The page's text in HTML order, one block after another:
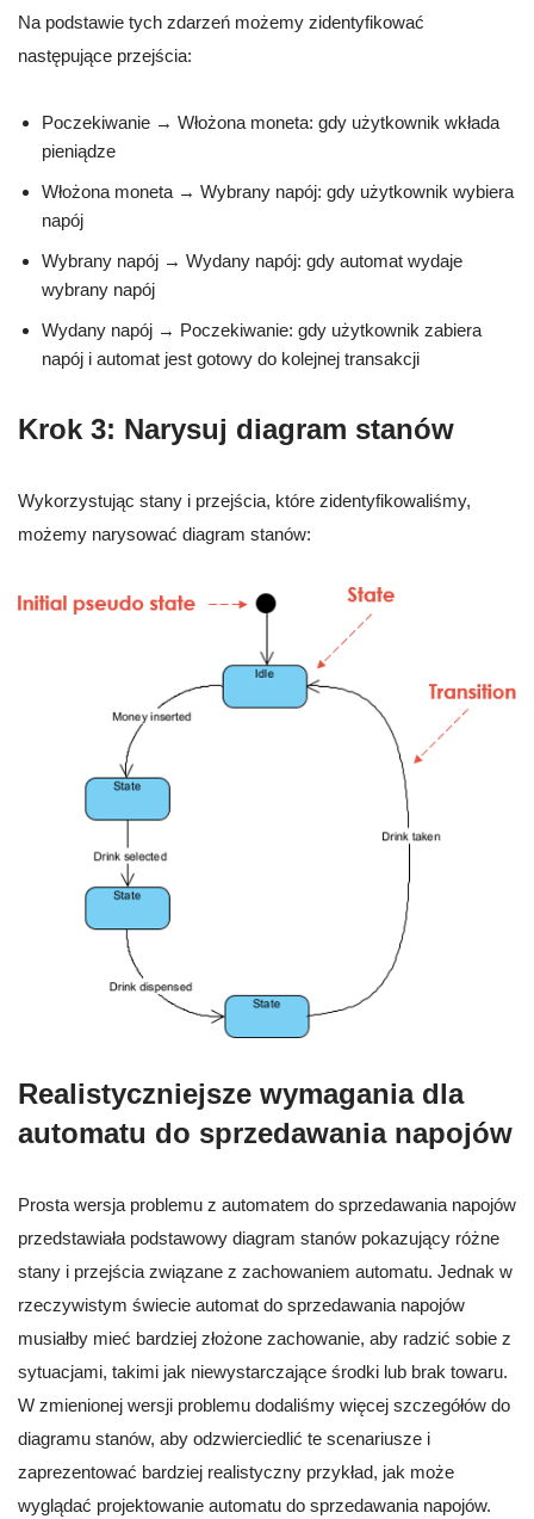
Na podstawie tych zdarzeń możemy zidentyfikować
następujące przejścia:
Poczekiwanie → Włożona moneta: gdy użytkownik wkłada
pieniądze
Włożona moneta → Wybrany napój: gdy użytkownik wybiera
napój
Wybrany napój → Wydany napój: gdy automat wydaje
wybrany napój
Wydany napój → Poczekiwanie: gdy użytkownik zabiera
napój i automat jest gotowy do kolejnej transakcji
Krok 3: Narysuj diagram stanów
Wykorzystując stany i przejścia, które zidentyfikowaliśmy,
możemy narysować diagram stanów:
Realistyczniejsze wymagania dla
automatu do sprzedawania napojów
Prosta wersja problemu z automatem do sprzedawania napojów
przedstawiała podstawowy diagram stanów pokazujący różne
stany i przejścia związane z zachowaniem automatu. Jednak w
rzeczywistym świecie automat do sprzedawania napojów
musiałby mieć bardziej złożone zachowanie, aby radzić sobie z
sytuacjami, takimi jak niewystarczające środki lub brak towaru.
W zmienionej wersji problemu dodaliśmy więcej szczegółów do
diagramu stanów, aby odzwierciedlić te scenariusze i
zaprezentować bardziej realistyczny przykład, jak może
wyglądać projektowanie automatu do sprzedawania napojów.